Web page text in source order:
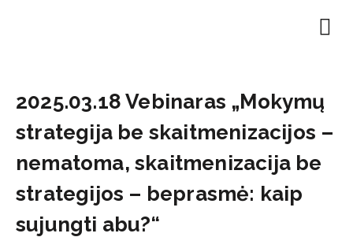
2025.03.18 Vebinaras „Mokymų
strategija be skaitmenizacijos –
nematoma, skaitmenizacija be
strategijos – beprasmė: kaip
sujungti abu?“